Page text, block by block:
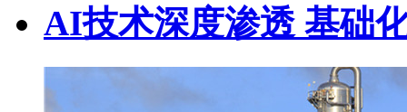
AI技术深度渗透 基础